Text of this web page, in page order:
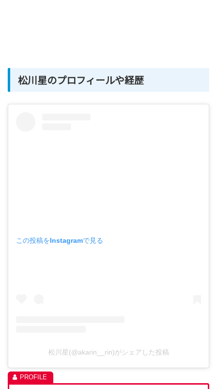
松川星のプロフィールや経歴
この投稿をInstagramで見る
松川星(@akarin__rin)がシェアした投稿